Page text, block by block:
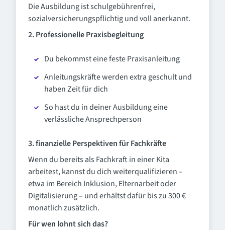
Die Ausbildung ist schulgebührenfrei,
sozialversicherungspflichtig und voll anerkannt.
2. Professionelle Praxisbegleitung
Du bekommst eine feste Praxisanleitung
Anleitungskräfte werden extra geschult und
haben Zeit für dich
So hast du in deiner Ausbildung eine
verlässliche Ansprechperson
3. finanzielle Perspektiven für Fachkräfte
Wenn du bereits als Fachkraft in einer Kita
arbeitest, kannst du dich weiterqualifizieren –
etwa im Bereich Inklusion, Elternarbeit oder
Digitalisierung – und erhältst dafür bis zu 300 €
monatlich zusätzlich.
Für wen lohnt sich das?